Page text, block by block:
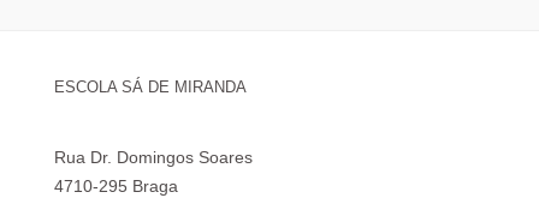
ESCOLA SÁ DE MIRANDA
Rua Dr. Domingos Soares
4710-295 Braga